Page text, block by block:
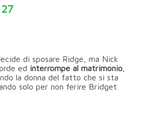
di sposare Ridge, ma Nick
ed interrompe al matrimonio,
la donna del fatto che si sta
solo per non ferire Bridget.